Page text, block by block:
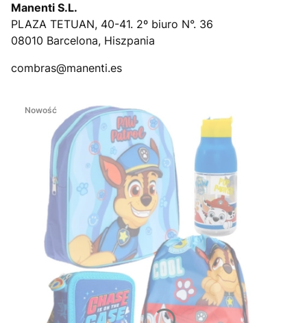
Manenti S.L.
PLAZA TETUAN, 40-41. 2º biuro N°. 36
08010 Barcelona, Hiszpania
combras@manenti.es
Nowość